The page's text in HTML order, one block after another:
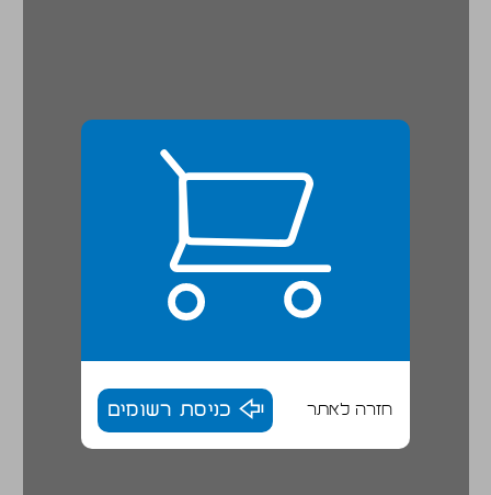
חזרה לאתר כניסת רשומים